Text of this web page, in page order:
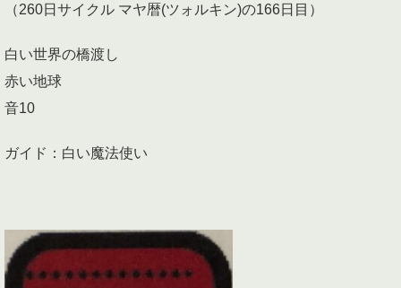
（260日サイクル マヤ暦(ツォルキン)の166日目）
白い世界の橋渡し
赤い地球
音10
ガイド：白い魔法使い